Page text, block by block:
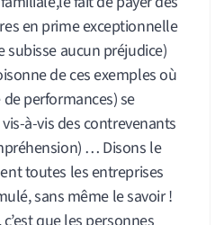
en prime exceptionnelle
subisse aucun préjudice)
de ces exemples où
de performances) se
à-vis des contrevenants
… Disons le
toutes les entreprises
sans même le savoir !